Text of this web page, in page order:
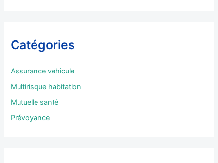
c
r
Catégories
Assurance véhicule
Multirisque habitation
Mutuelle santé
Prévoyance